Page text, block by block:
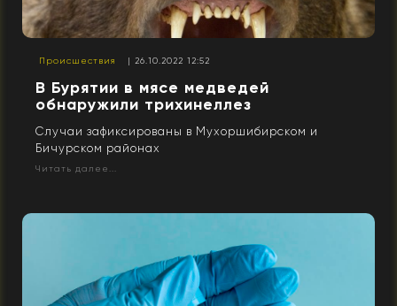
Происшествия | 26.10.2022 12:52
В Бурятии в мясе медведей
обнаружили трихинеллез
Случаи зафиксированы в Мухоршибирском и
Бичурском районах
Читать далее...